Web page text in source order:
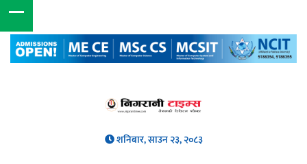
शनिबार, साउन २३, २०८३